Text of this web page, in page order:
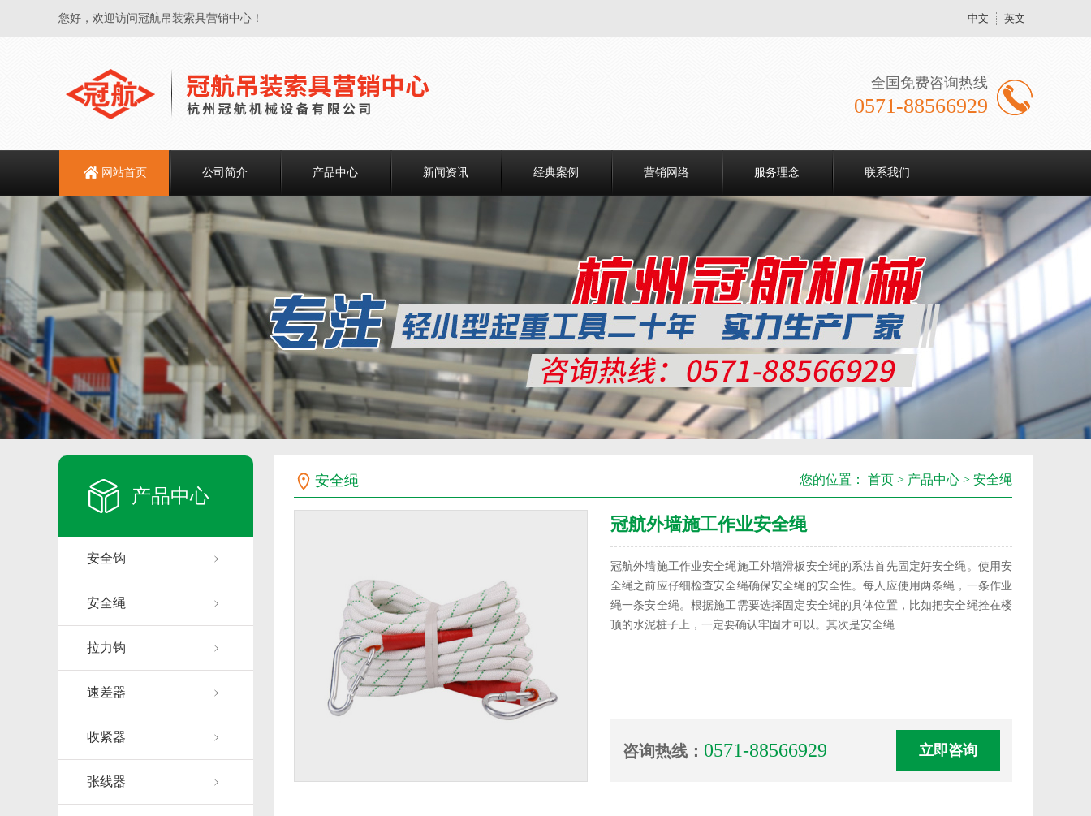
您好，欢迎访问冠航吊装索具营销中心！ 中文 英文
全国免费咨询热线
0571-88566929
网站首页 公司简介 产品中心 新闻资讯 经典案例 营销网络 服务理念 联系我们
产品中心
安全钩
安全绳
拉力钩
速差器
收紧器
张线器
安全绳 您的位置： 首页 > 产品中心 > 安全绳
冠航外墙施工作业安全绳
冠航外墙施工作业安全绳施工外墙滑板安全绳的系法首先固定好安全绳。使用安
全绳之前应仔细检查安全绳确保安全绳的安全性。每人应使用两条绳，一条作业
绳一条安全绳。根据施工需要选择固定安全绳的具体位置，比如把安全绳拴在楼
顶的水泥桩子上，一定要确认牢固才可以。其次是安全绳...
咨询热线： 0571-88566929 立即咨询